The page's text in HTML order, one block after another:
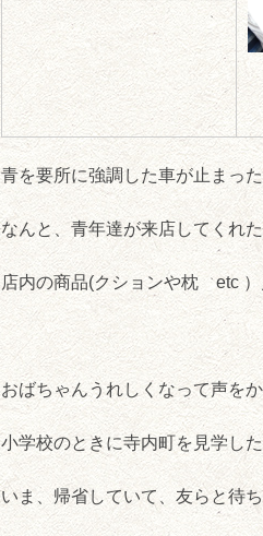
青を要所に強調した車が止まっ
なんと、青年達が来店してくれ
店内の商品(クションや枕 etc
おばちゃんうれしくなって声を
小学校のときに寺内町を見学し
いま、帰省していて、友らと待